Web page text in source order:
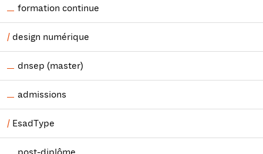
formation continue
design numérique
dnsep (master)
admissions
EsadType